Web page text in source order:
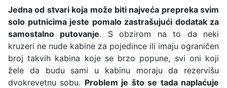
Jedna od stvari koja može biti najveća prepreka svim
solo putnicima jeste pomalo zastrašujući dodatak za
samostalno putovanje. S obzirom na to da neki
kruzeri ne nude kabine za pojedince ili imaju ograničen
broj takvih kabina koje se brzo popune, svi oni koji
žele da budu sami u kabinu moraju da rezervišu
dvokrevetnu sobu. Problem je što se tada naplaćuje